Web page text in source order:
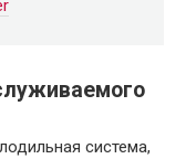
система,